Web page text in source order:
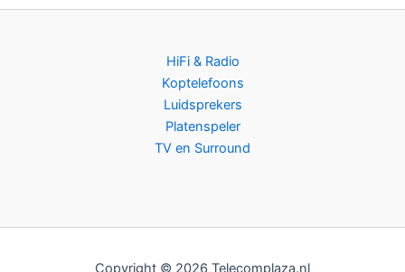
HiFi & Radio
Koptelefoons
Luidsprekers
Platenspeler
TV en Surround
Copyright © 2026 Telecomplaza.nl